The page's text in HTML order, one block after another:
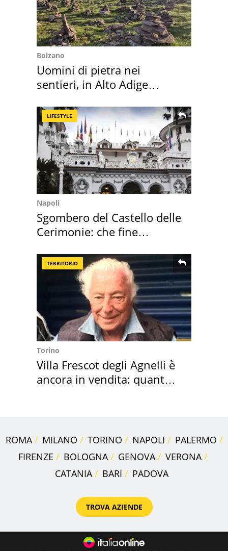
Bolzano
Uomini di pietra nei
sentieri, in Alto Adige
LIFESTYLE
Napoli
Sgombero del Castello delle
Cerimonie: che fine
TERRITORIO
Torino
Villa Frescot degli Agnelli è
ancora in vendita: quanto
ROMA MILANO TORINO NAPOLI
PALERMO
FIRENZE
BOLOGNA GENOVA
VERONA
CATANIA
BARI PADOVA
TROVA AZIENDE